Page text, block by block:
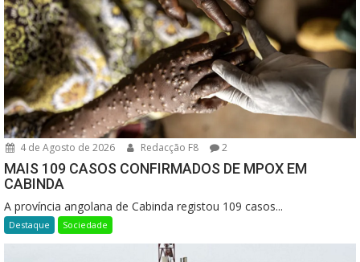
4 de Agosto de 2026 Redacção F8 2
MAIS 109 CASOS CONFIRMADOS DE MPOX EM
CABINDA
A província angolana de Cabinda registou 109 casos...
Destaque Sociedade